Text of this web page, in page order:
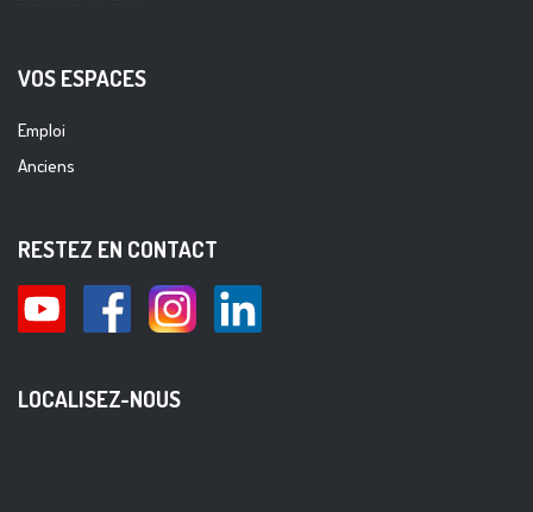
VOS ESPACES
Emploi
Anciens
RESTEZ EN CONTACT
LOCALISEZ-NOUS